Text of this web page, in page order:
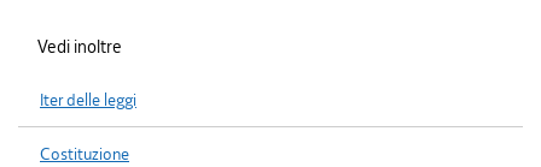
Vedi inoltre
Iter delle leggi
Costituzione